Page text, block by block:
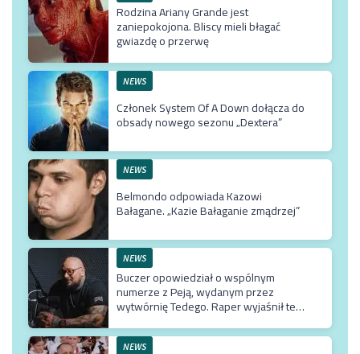
Rodzina Ariany Grande jest
zaniepokojona. Bliscy mieli błagać
gwiazdę o przerwę
NEWS
Członek System Of A Down dołącza do
obsady nowego sezonu „Dextera”
NEWS
Belmondo odpowiada Kazowi
Bałagane. „Kazie Bałaganie zmądrzej”
NEWS
Buczer opowiedział o wspólnym
numerze z Peją, wydanym przez
wytwórnię Tedego. Raper wyjaśnił też
kanału Wielkie Joł
NEWS